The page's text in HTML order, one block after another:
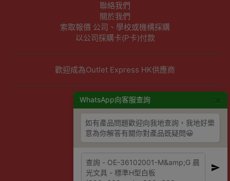
WhatsApp向客服查詢
如有產品問題歡迎向我地查詢，我地好樂
意為你解答有關你對產品既疑問😀
聯絡我們
關於我們
索取報價 公司、學校或機構採購
以公司採購卡(P卡)付款
歡迎成為Outlet Express HK供應商
其他資訊
隱私權及條款聲明
保養條款及更換政策
條款及細則
網站地圖